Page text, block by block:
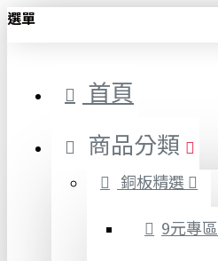
選單
首頁
商品分類
銅板精選
9元專區